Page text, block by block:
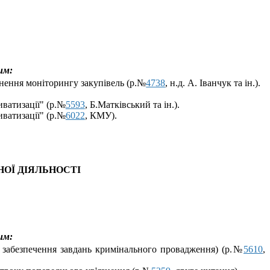
моніторингу закупівель (р.№4738, н.д. А. Іванчук та ін.).
(р.№5593, Б.Матківський та ін.).
(р.№6022, КМУ).
ДІЯЛЬНОСТІ
завдань кримінального провадження) (р.№5610,